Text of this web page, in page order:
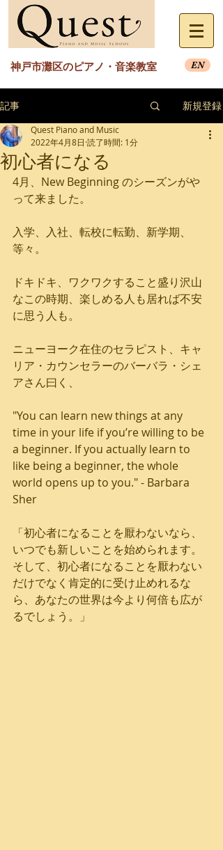
神戸市灘区のピアノ・音楽教室 EN
記事 新規登録
初心者になる
Quest Piano and Music
2022年4月8日 読了時間: 1分
4月、New Beginning のシーズンがや
って来ました。
入学、入社、転校に転勤、新学期、
等々。
ドキドキ、ワクワクすること盛り沢山
なこの時期、楽しめる人も居れば不安
に思う人も。
ニューヨーク在住のセラピスト、キャ
リア・カウンセラーのバーバラ・シェ
アさん曰く、
"You can learn new things at any
time in your life if you’re willing to be
a beginner. If you actually learn to
like being a beginner, the whole
world opens up to you." - Barbara
Sher
「初心者になることを厭わないなら、
いつでも新しいことを始められます。
そして、初心者になることを厭わない
だけでなく肯定的に受け止めれるな
ら、あなたの世界は今より何倍も広が
るでしょう。」